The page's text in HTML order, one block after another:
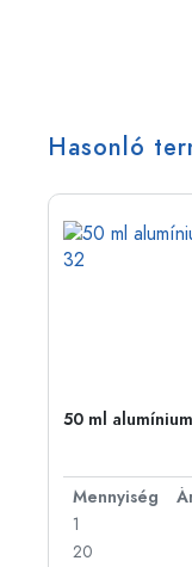
Hasonló
50 ml
Mennyiség
1
20